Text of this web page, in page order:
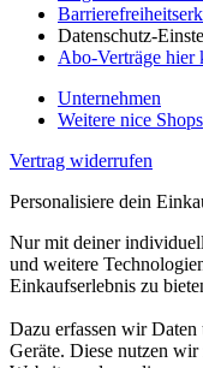
Datenschutz-
Abo-Verträge hier
Unternehmen
Weitere nice Shops
Vertrag widerrufen
Personalisiere dein
Nur mit deiner
und weitere
Einkaufserlebnis zu
Dazu erfassen wir Daten
Geräte. Diese nutzen